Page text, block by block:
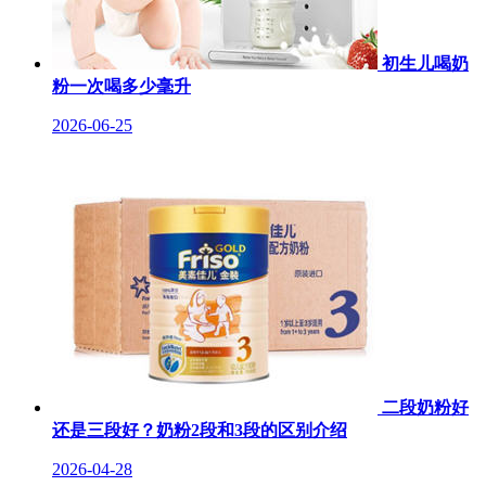
初生儿喝奶
粉一次喝多少毫升
2026-06-25
二段奶粉好
还是三段好？奶粉2段和3段的区别介绍
2026-04-28